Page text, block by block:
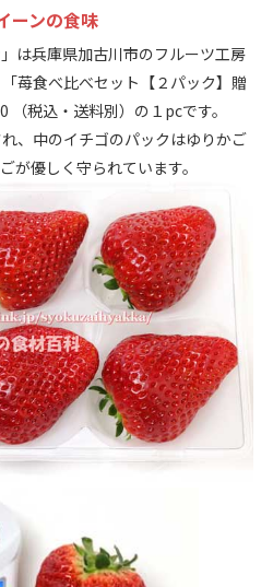
ーンの食味
は兵庫県加古川市のフルーツ工房
苺食べ比べセット【２パック】贈
税込・送料別）の１pcです。
、中のイチゴのパックはゆりかご
が優しく守られています。